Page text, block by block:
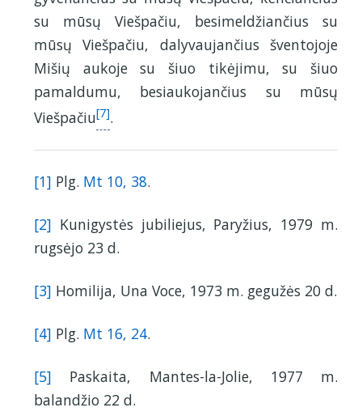
su mūsų Viešpačiu, besimeldžiančius su
mūsų Viešpačiu, dalyvaujančius šventojoje
Mišių aukoje su šiuo tikėjimu, su šiuo
pamaldumu, besiaukojančius su mūsų
Viešpačiu[7].
[1] Plg. Mt 10, 38.
[2] Kunigystės jubiliejus, Paryžius, 1979 m.
rugsėjo 23 d.
[3] Homilija, Una Voce, 1973 m. gegužės 20 d.
[4] Plg. Mt 16, 24.
[5] Paskaita, Mantes-la-Jolie, 1977 m.
balandžio 22 d.